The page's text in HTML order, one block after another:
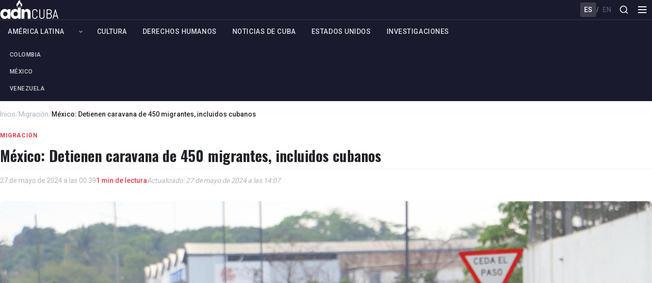
ES / EN
AMÉRICA LATINA
COLOMBIA
MÉXICO
VENEZUELA
CULTURA DERECHOS HUMANOS NOTICIAS DE CUBA ESTADOS UNIDOS INVESTIGACIONES
Inicio/Migración/México: Detienen caravana de 450 migrantes, incluidos cubanos
MIGRACIÓN
México: Detienen caravana de 450 migrantes, incluidos cubanos
27 de mayo de 2024 a las 00:391 min de lecturaActualizado: 27 de mayo de 2024 a las 14:07